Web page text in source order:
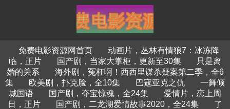
免费电影资源网首页
动画片，丛林有情狼7：冰冻降
临，正片
国产剧，当家大掌柜，更新至30集
只是离
婚的关系
海外剧，冤枉啊！西西里谋杀疑案第二季，全6
集
欧美剧，扑克脸，全10集 巴寇亚克之仇
一舞倾
城国语
国产剧，夺宝惊魂，全24集
爱情片，恋上周
日，正片
国产剧，二龙湖爱情故事2020，全24集
了